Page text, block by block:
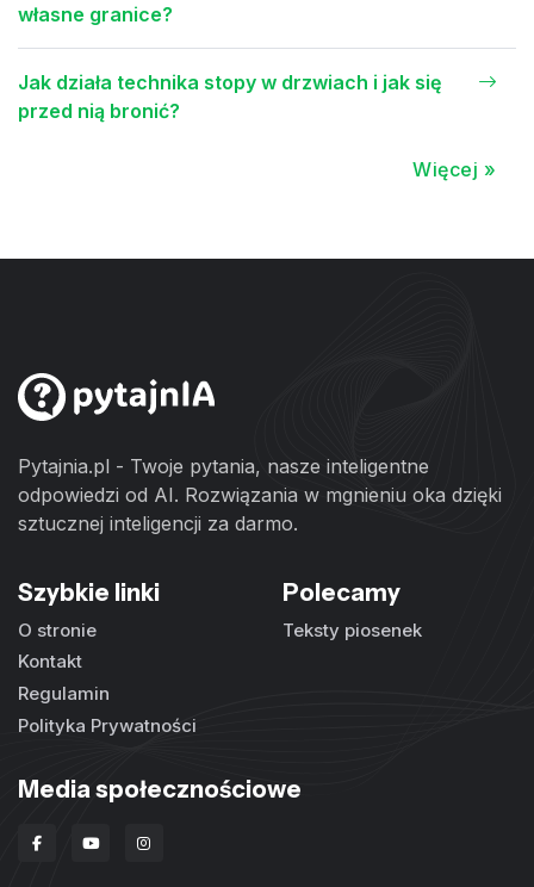
własne granice?
Jak działa technika stopy w drzwiach i jak się
przed nią bronić?
Więcej »
Pytajnia.pl - Twoje pytania, nasze inteligentne
odpowiedzi od AI. Rozwiązania w mgnieniu oka dzięki
sztucznej inteligencji za darmo.
Szybkie linki
O stronie
Kontakt
Regulamin
Polityka Prywatności
Polecamy
Teksty piosenek
Media społecznościowe